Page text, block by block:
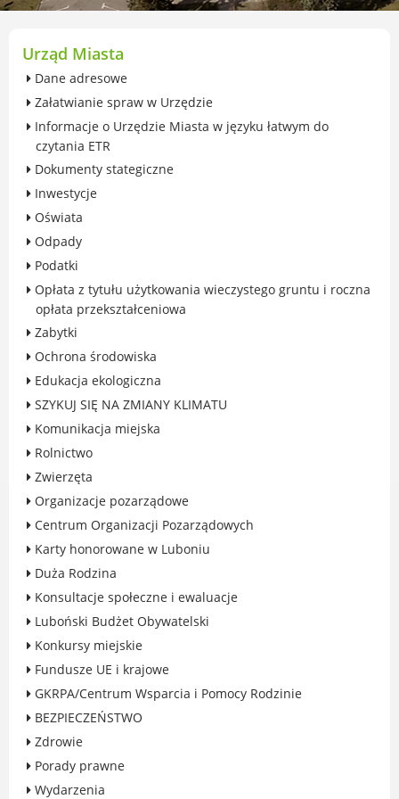
przekształceniowa
Ochrona środowiska
Edukacja ekologiczna
SZYKUJ SIĘ NA ZMIANY KLIMATU
Komunikacja miejska
Rolnictwo
Zwierzęta
Organizacje pozarządowe
Konsultacje społeczne i ewaluacje
Luboński Budżet Obywatelski
GKRPA/Centrum Wsparcia i Pomocy
Rodzinie
BEZPIECZEŃSTWO
Zdrowie
Porady prawne
Wydarzenia
WYBORY
Likwidacja barier - seniorzy i osoby z
niepełnosprawnościami
MIASTO LUBOŃ
Władze Miasta
Przemysłowej
Urząd Miasta
Dane adresowe
Załatwianie spraw w Urzędzie
Informacje o Urzędzie Miasta w języku łatwym do
czytania ETR
Dokumenty stategiczne
Inwestycje
Oświata
Odpady
Podatki
Opłata z tytułu użytkowania wieczystego gruntu i roczna
opłata przekształceniowa
Zabytki
Ochrona środowiska
Edukacja ekologiczna
SZYKUJ SIĘ NA ZMIANY KLIMATU
Komunikacja miejska
Rolnictwo
Zwierzęta
Organizacje pozarządowe
Centrum Organizacji Pozarządowych
Karty honorowane w Luboniu
Duża Rodzina
Konsultacje społeczne i ewaluacje
Luboński Budżet Obywatelski
Konkursy miejskie
Fundusze UE i krajowe
GKRPA/Centrum Wsparcia i Pomocy Rodzinie
BEZPIECZEŃSTWO
Zdrowie
Porady prawne
Wydarzenia